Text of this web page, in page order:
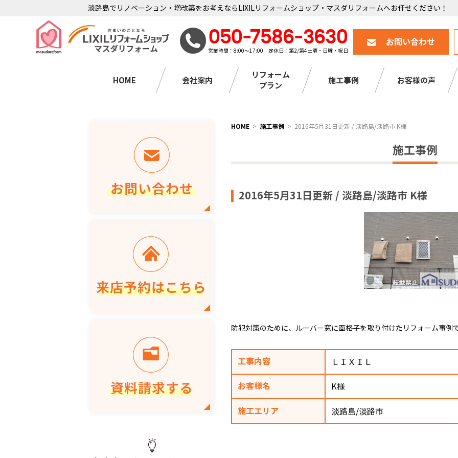
淡路島でリノベーション・増改築をお考えならLIXILリフォームショップ・マスダリフォームへお任せください！
050-7586-3630
営業時間：8:00～17:00 定休日：第2/第4土曜・日曜・祝日
お問い合わせ
HOME 会社案内
リフォーム
プラン
施工事例 お客様の声
HOME 施工事例 2016年5月31日更新 / 淡路島/淡路市 K様
施工事例
2016年5月31日更新 / 淡路島/淡路市 K様
防犯対策のために、ルーバー窓に面格子を取り付けたリフォーム事例
工事内容 ＬＩＸＩＬ
お客様名 K様
施工エリア 淡路島/淡路市